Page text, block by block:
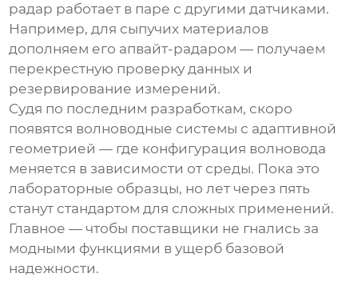
радар работает в паре с другими датчиками.
Например, для сыпучих материалов
дополняем его апвайт-радаром — получаем
перекрестную проверку данных и
резервирование измерений.
Судя по последним разработкам, скоро
появятся волноводные системы с адаптивной
геометрией — где конфигурация волновода
меняется в зависимости от среды. Пока это
лабораторные образцы, но лет через пять
станут стандартом для сложных применений.
Главное — чтобы поставщики не гнались за
модными функциями в ущерб базовой
надежности.